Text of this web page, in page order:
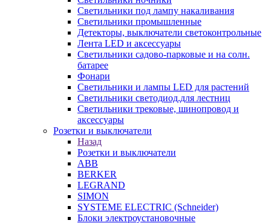
Светильники под лампу накаливания
Светильники промышленные
Детекторы, выключатели светоконтрольные
Лента LED и аксессуары
Светильники садово-парковые и на солн.
батарее
Фонари
Светильники и лампы LED для растений
Светильники светодиод.для лестниц
Светильники трековые, шинопровод и
аксессуары
Розетки и выключатели
Назад
Розетки и выключатели
ABB
BERKER
LEGRAND
SIMON
SYSTEME ELECTRIC (Schneider)
Блоки электроустановочные